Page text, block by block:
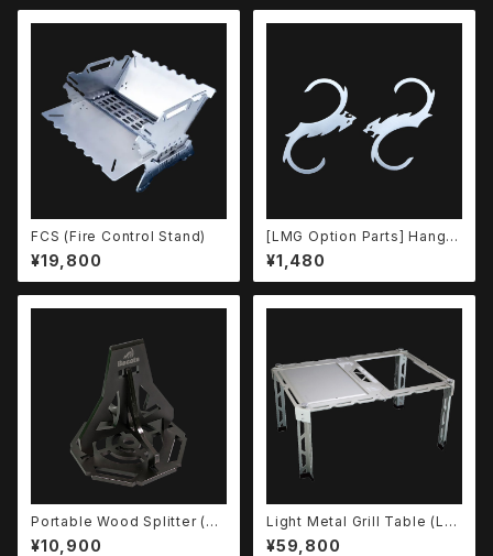
FCS (Fire Control Stand)
¥19,800
[LMG Option Parts] Hanger
Hook
¥1,480
Portable Wood Splitter (P
WS)
¥10,900
Light Metal Grill Table (LM
GT) Set
¥59,800